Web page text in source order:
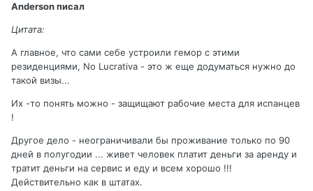
Anderson писал
Цитата:
А главное, что сами себе устроили гемор с этими
резиденциями, No Lucrativa - это ж еще додуматься нужно до
такой визы...
Их -то понять можно - защищают рабочие места для испанцев
!
Другое дело - неограничивали бы проживание только по 90
дней в полугодии ... живет человек платит деньги за аренду и
тратит деньги на сервис и еду и всем хорошо !!!
Действительно как в штатах.